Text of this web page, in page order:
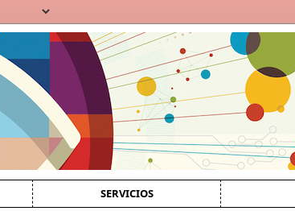
SERVICIOS